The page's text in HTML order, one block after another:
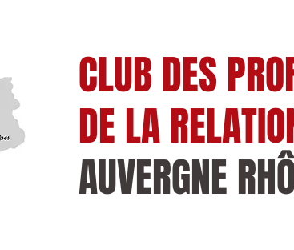
CLUB DES
DE LA
AUVERGNE